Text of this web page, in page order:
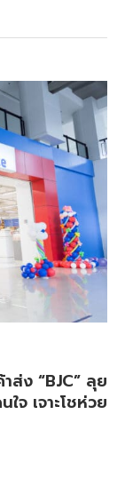
ส่ง “BJC” ลุย
จ เจาะโชห่วย